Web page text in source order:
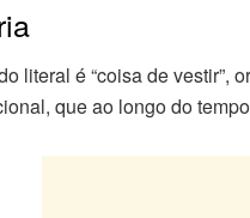
literal é “coisa de
que ao longo do